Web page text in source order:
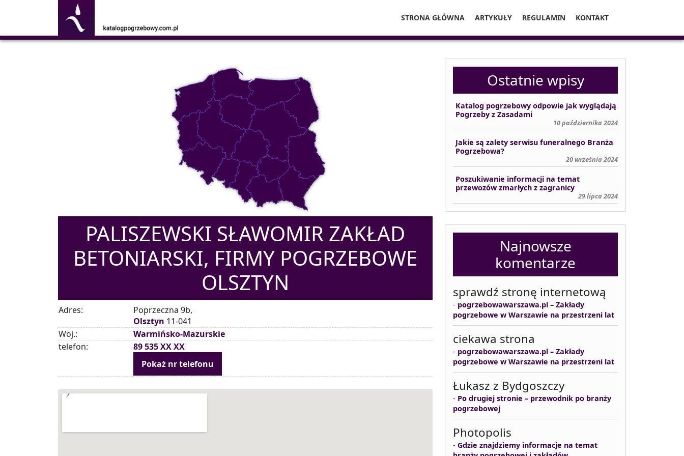
STRONA GŁÓWNA ARTYKUŁY REGULAMIN KONTAKT
PALISZEWSKI SŁAWOMIR ZAKŁAD
BETONIARSKI, FIRMY POGRZEBOWE
OLSZTYN
Adres:
Poprzeczna 9b,
Olsztyn 11-041
Woj.:
Warmińsko-Mazurskie
telefon:
89 535 XX XX
Pokaż nr telefonu
Ostatnie wpisy
Katalog pogrzebowy odpowie jak wyglądają
Pogrzeby z Zasadami
10 października 2024
Jakie są zalety serwisu funeralnego Branża
Pogrzebowa?
20 września 2024
Poszukiwanie informacji na temat
przewozów zmarłych z zagranicy
29 lipca 2024
Najnowsze
komentarze
sprawdź stronę internetową
- pogrzebowawarszawa.pl – Zakłady
pogrzebowe w Warszawie na przestrzeni lat
ciekawa strona
- pogrzebowawarszawa.pl – Zakłady
pogrzebowe w Warszawie na przestrzeni lat
Łukasz z Bydgoszczy
- Po drugiej stronie – przewodnik po branży
pogrzebowej
Photopolis
- Gdzie znajdziemy informacje na temat